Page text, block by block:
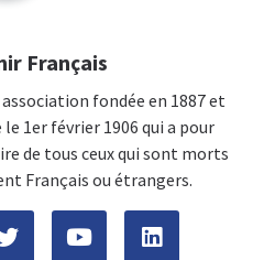
Français
fondée en 1887 et
1er février 1906 qui a pour
de tous ceux qui sont morts
Français ou étrangers.